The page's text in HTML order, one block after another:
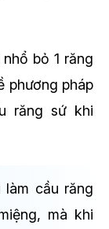
bỏ 1 răng
phương pháp
răng sứ khi
làm cầu răng
mà khi